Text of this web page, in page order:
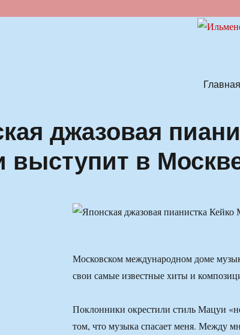
Главная
джазовая
выступит в
Московском международном доме
свои самые известные хиты и
Поклонники окрестили стиль Мацуи
том, что музыка спасает меня. Между